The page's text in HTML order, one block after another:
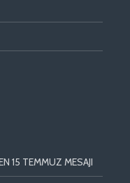
15 TEMMUZ MESAJI